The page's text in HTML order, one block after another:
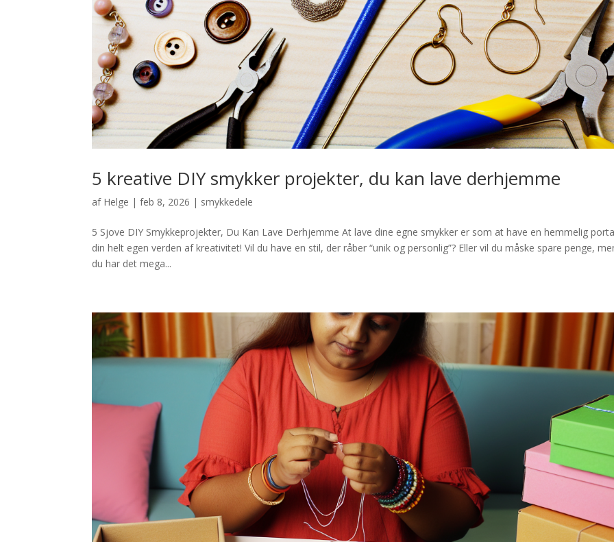
5 kreative DIY smykker projekter, du kan lave derhjemme
af Helge |feb 8, 2026 | smykkedele
5 Sjove DIY Smykkeprojekter, Du Kan Lave Derhjemme At lave dine egne smykker er som at have en hemmelig
din helt egen verden af kreativitet! Vil du have en stil, der råber “unik og personlig”? Eller vil du måske spare penge,
du har det mega...